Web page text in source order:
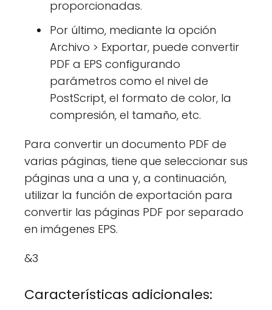
proporcionadas.
Por último, mediante la opción
Archivo > Exportar, puede convertir
PDF a EPS configurando
parámetros como el nivel de
PostScript, el formato de color, la
compresión, el tamaño, etc.
Para convertir un documento PDF de
varias páginas, tiene que seleccionar sus
páginas una a una y, a continuación,
utilizar la función de exportación para
convertir las páginas PDF por separado
en imágenes EPS.
&3
Características adicionales: